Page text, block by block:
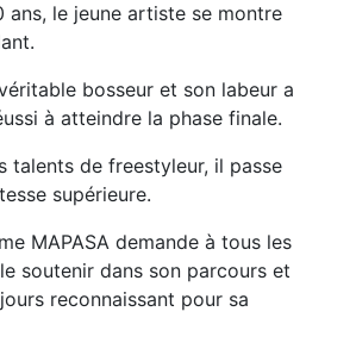
ans, le jeune artiste se montre
bosseur et son labeur a
à atteindre la phase finale.
talents de freestyleur, il passe
supérieure.
MAPASA demande à tous les
soutenir dans son parcours et
reconnaissant pour sa